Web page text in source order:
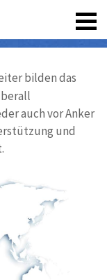
bilden das
auch vor Anker
und